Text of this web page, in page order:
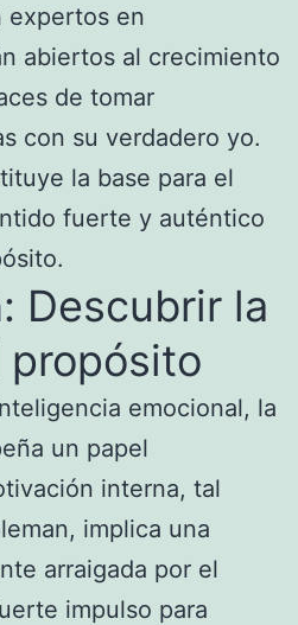
expertos en
abiertos al crecimiento
de tomar
con su verdadero yo.
la base para el
fuerte y auténtico
Descubrir la
emocional, la
un papel
interna, tal
implica una
arraigada por el
impulso para